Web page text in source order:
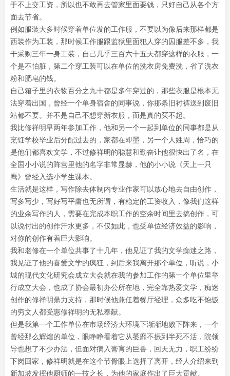
于不上交工资，所以也不敢再去管家里面要钱，只好自己从各个方
面去节省。
例如服装大多时候穿着单位发的工作服，不要以为像后来那样都是
西装作为工装，那时候工作服跟监狱里面犯人穿的囚服差不多，我
干采购三年一身工装，自己几乎三百六十五天都穿这样的衣服，一
个是不怕脏，第二个穿工装可以在单位的洗衣房免费洗，省了洗衣
粉和肥皂的钱。
自己箱子里的衣物百分之九十都是多年穿过的，那些衣服是根本无
法穿着出国，曾经一个单身宿舍的同事说，你那条旧衬裤送到废旧
站都不要。并不是自己不想穿新衣服，而是真的买不起。
我比修祥明早两年参加工作，他和另一个一起到单位的同事都是从
烹饪学校毕业后分配过去的，家都在即墨，另一个人姓周，恰巧的
是他们都喜欢文学，不过修祥明的聪慧和勤奋让他很快出了名，在
全国小小说的阵营里他的名字非常显赫，他的小小说《天上一只
鹰》曾经入选小学生课本。
生活就是这样，写作除去体制内专业作家可以放心地去自由创作，
写多写少，写好写平庸也无所谓，有稳定的工资收入，像我们这样
的业余写作的人，需要在完成本职工作的空余时间里去搞创作，可
以说付出的创作汗水更多，不仅如此，也受单位经济效益的影响，
对你的创作有着巨大影响。
我和老修在一个单位共事了十几年，他见证了我的文学痴迷之路，
我见证了他的喜爱文学的疯狂，到后来我离开那个单位，听说，小
城的现代文化研究会成立大会就在我的参加工作的第一个单位里举
行成立大会，也成了协会最初办公所在地，完全靠热爱文学，痴迷
创作的修祥明鼎力支持，那时候他兼任着餐厅经理，众多吃不饱饭
的穷文人都受惠修祥明的无私奉献。
但是我第一个工作单位在市场经济大环境下渐渐地败下阵来，一个
曾经那么辉煌的单位，眼睁睁看着它从萎靡不振到半死不活，院领
导也想了不少办法，但面对病入膏肓的巨兽，回天无力，职工纷纷
下岗回家，修祥明就是在这个节骨眼上选择了离开，经人介绍来到
新加坡发挥他厨师的一技之长，为他的家庭作出了巨大贡献。